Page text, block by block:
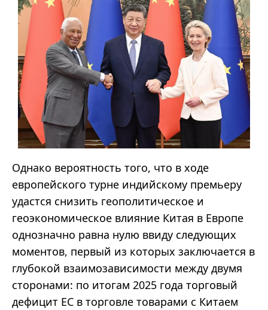
Однако вероятность того, что в ходе
европейского турне индийскому премьеру
удастся снизить геополитическое и
геоэкономическое влияние Китая в Европе
однозначно равна нулю ввиду следующих
моментов, первый из которых заключается в
глубокой взаимозависимости между двумя
сторонами: по итогам 2025 года торговый
дефицит ЕС в торговле товарами с Китаем